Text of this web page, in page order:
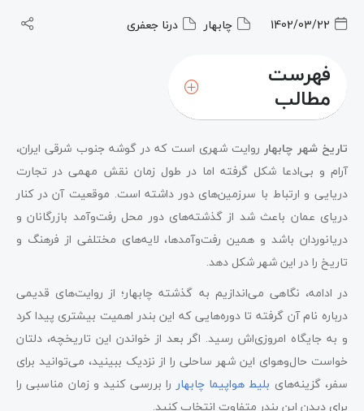
1402/03/22 چابهار درنا جعفری
فهرست
مطالب
تاریخ شهر چابهارروایت شهری است که در گوشه جنوب شرقی ایران،
آرام و بی‌ادعا شکل گرفته اما در طول زمان نقش مهمی در تجارت
دریایی و ارتباط با سرزمین‌های دور داشته است. موقعیت آن در کنار
دریای عمان باعث شد از گذشته‌های دور محل رفت‌وآمد بازرگانان و
دریانوردان باشد و همین رفت‌وآمدها، لایه‌های مختلفی از فرهنگ و
تاریخ را در این شهر شکل دهد.
در ادامه، نگاهی می‌اندازیم به گذشته چابهار؛ از روایت‌های قدیمی
درباره نام آن گرفته تا دوره‌هایی که این بندر اهمیت بیشتری پیدا کرد
و به جایگاه امروزی‌اش رسید. اگر بعد از خواندن این تاریخچه، دلتان
خواست حال‌وهوای این شهر ساحلی را از نزدیک ببینید، می‌توانید برای
سفر، گزینه‌های بلیط هواپیما چابهاررا بررسی کنید و زمان مناسبی را
برای دیدن این بندر متفاوت انتخاب کنید.